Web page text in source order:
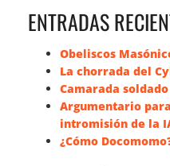
ENTRADAS
Obeliscos
La chorrada del
Camarada
Argumentario
intromisión de la
¿Cómo